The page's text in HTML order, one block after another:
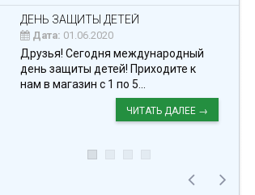
ДЕНЬ ЗАЩИТЫ ДЕТЕЙ
Дата: 01.06.2020
Друзья! Сегодня международный
день защиты детей! Приходите к
нам в магазин с 1 по 5...
ЧИТАТЬ ДАЛЕЕ →